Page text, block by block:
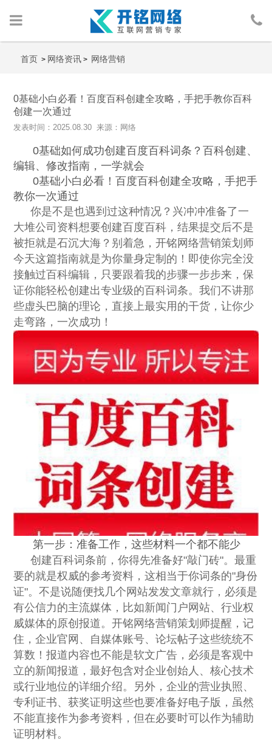
首页 > 网络资讯 > 网络营销
0基础小白必看！百度百科创建全攻略，手把手教你百科
创建一次通过
发表时间：2025.08.30 来源：网络
0基础如何成功创建百度百科词条？百科创建、
编辑、修改指南，一学就会
0基础小白必看！百度百科创建全攻略，手把手
教你一次通过
你是不是也遇到过这种情况？兴冲冲准备了一
大堆公司资料想要创建百度百科，结果提交后不是
被拒就是石沉大海？别着急，开铭网络营销策划师
今天这篇指南就是为你量身定制的！即使你完全没
接触过百科编辑，只要跟着我的步骤一步步来，保
证你能轻松创建出专业级的百科词条。我们不讲那
些虚头巴脑的理论，直接上最实用的干货，让你少
走弯路，一次成功！
第一步：准备工作，这些材料一个都不能少
创建百科词条前，你得先准备好"敲门砖"。最重
要的就是权威的参考资料，这相当于你词条的"身份
证"。不是说随便找几个网站发发文章就行，必须是
有公信力的主流媒体，比如新闻门户网站、行业权
威媒体的原创报道。开铭网络营销策划师提醒，记
住，企业官网、自媒体账号、论坛帖子这些统统不
算数！报道内容也不能是软文广告，必须是客观中
立的新闻报道，最好包含对企业创始人、核心技术
或行业地位的详细介绍。另外，企业的营业执照、
专利证书、获奖证明这些也要准备好电子版，虽然
不能直接作为参考资料，但在必要时可以作为辅助
证明材料。
首页
广告投放
行业案例
网络资讯
关于我们
法律声明